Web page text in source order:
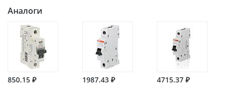
Аналоги
850.15 ₽ 1987.43 ₽ 4715.37 ₽